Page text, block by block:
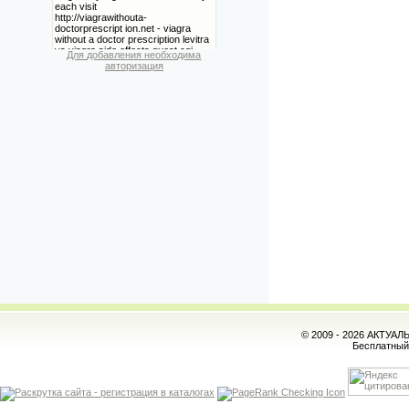
Для добавления необходима
авторизация
© 2009 - 2026